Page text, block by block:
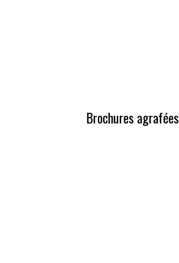
Brochures agrafées